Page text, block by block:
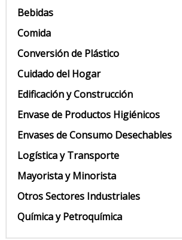
Bebidas
Comida
Conversión de Plástico
Cuidado del Hogar
Edificación y Construcción
Envase de Productos Higiénicos
Envases de Consumo Desechables
Logística y Transporte
Mayorista y Minorista
Otros Sectores Industriales
Química y Petroquímica